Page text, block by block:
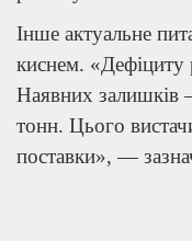
Інше актуальне
киснем. «Дефіциту
Наявних залишків
тонн. Цього
поставки», —